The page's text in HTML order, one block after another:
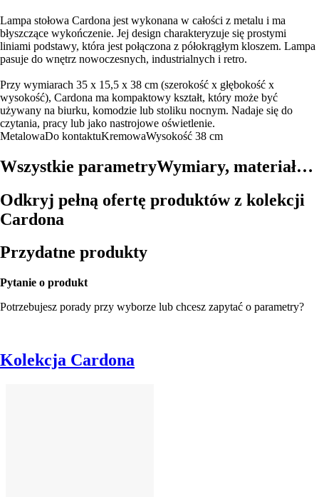
Lampa stołowa Cardona jest wykonana w całości z metalu i ma
błyszczące wykończenie. Jej design charakteryzuje się prostymi
liniami podstawy, która jest połączona z półokrągłym kloszem. Lampa
pasuje do wnętrz nowoczesnych, industrialnych i retro.
Przy wymiarach 35 x 15,5 x 38 cm (szerokość x głębokość x
wysokość), Cardona ma kompaktowy kształt, który może być
używany na biurku, komodzie lub stoliku nocnym. Nadaje się do
czytania, pracy lub jako nastrojowe oświetlenie.
MetalowaDo kontaktuKremowaWysokość 38 cm
Wszystkie parametryWymiary, materiał…
Odkryj pełną ofertę produktów z kolekcji
Cardona
Przydatne produkty
Pytanie o produkt
Potrzebujesz porady przy wyborze lub chcesz zapytać o parametry?
Kolekcja Cardona